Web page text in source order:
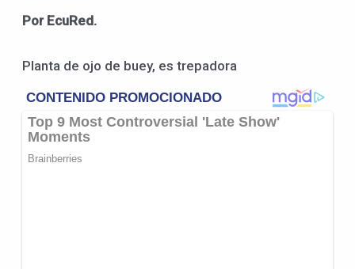
Por EcuRed.
Planta de ojo de buey, es trepadora